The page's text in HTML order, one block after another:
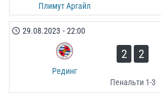
Плимут Аргайл
29.08.2023 - 22:00
Рединг
2 2
Пенальти 1-3